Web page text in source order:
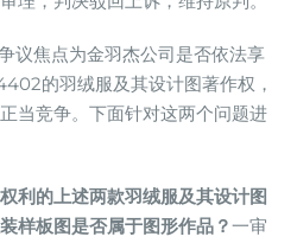
焦点为金羽杰公司是否依法享
的羽绒服及其设计图著作权，
当竞争。下面针对这两个问题进
利的上述两款羽绒服及其设计图
样板图是否属于图形作品？一审